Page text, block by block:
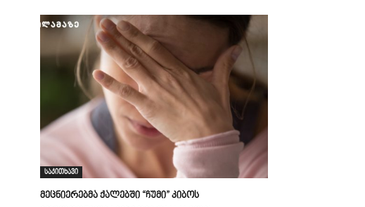
საკითხავი
მეცნიერებმა ქალებში “ჩუმი” კიბოს